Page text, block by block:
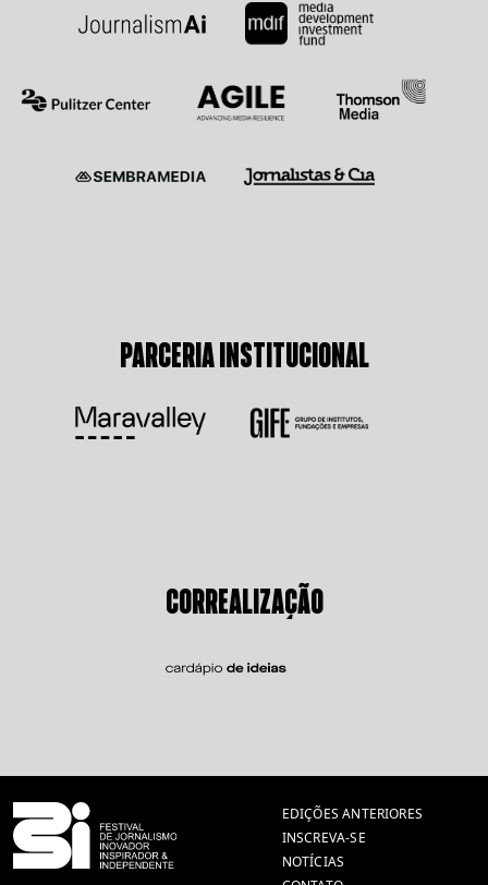
PARCERIA INSTITUCIONAL
CORREALIZAÇÃO
EDIÇÕES ANTERIORES
INSCREVA-SE
NOTÍCIAS